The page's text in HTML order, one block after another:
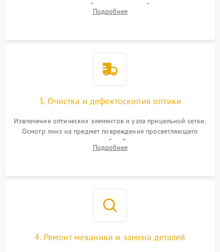
внутренних резьбовых соединений, пружин и
уплотнительных колец. Поиск причин люфта, смещения
Подробнее
3. Очистка и дефектоскопия оптики
Извлечение оптических элементов и узла прицельной сетки.
Осмотр линз на предмет повреждения просветляющего
покрытия или появления грибка. Бережная очистка стекол
спецрастворами. Проверка целостности гравированной
Подробнее
4. Ремонт механики и замена деталей